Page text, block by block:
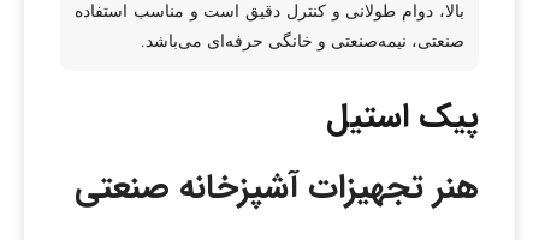
بالا، دوام طولانی و کنترل دقیق است و مناسب استفاده
صنعتی، نیمه‌صنعتی و خانگی حرفه‌ای می‌باشد.
پیک استیل
هنر تجهیزات آشپزخانه صنعتی